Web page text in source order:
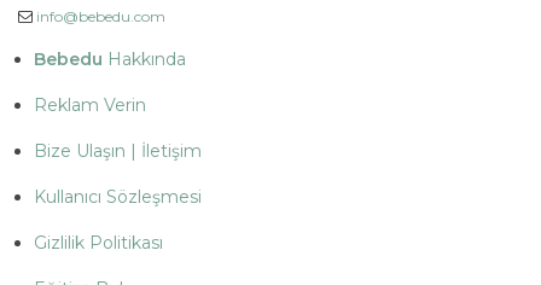
info@bebedu.com
Bebedu Hakkında
Reklam Verin
Bize Ulaşın | İletişim
Kullanıcı Sözleşmesi
Gizlilik Politikası